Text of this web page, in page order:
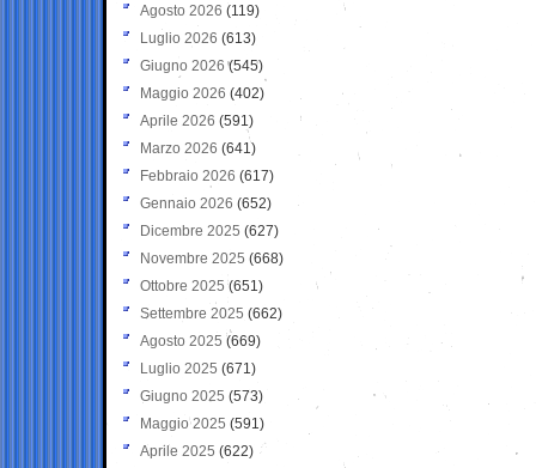
Agosto 2026 (119)
Luglio 2026 (613)
Giugno 2026 (545)
Maggio 2026 (402)
Aprile 2026 (591)
Marzo 2026 (641)
Febbraio 2026 (617)
Gennaio 2026 (652)
Dicembre 2025 (627)
Novembre 2025 (668)
Ottobre 2025 (651)
Settembre 2025 (662)
Agosto 2025 (669)
Luglio 2025 (671)
Giugno 2025 (573)
Maggio 2025 (591)
Aprile 2025 (622)